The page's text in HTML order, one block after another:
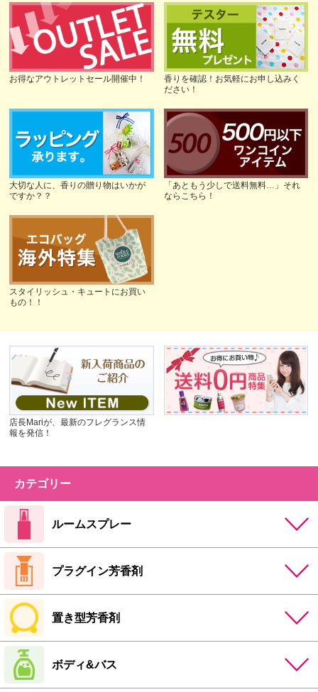
お得なアウトレットセール開催中！
香りを確認！お気軽にお申し込みく
ださい！
大切な人に、香りの贈り物はいかが
ですか？？
「あともう少しで送料無料…」それ
ならこちら！
スタイリッシュ・キュートにお買い
もの！！
店長Mariが、最新のフレグランス情
報を発信！
カテゴリー
ルームスプレー
プラグイン芳香剤
置き型芳香剤
ボディ&バス